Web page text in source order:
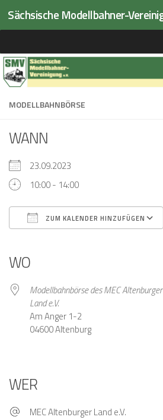
Zum Inhalt springen
MODELLBAHNBÖRSE
WANN
23.09.2023
10:00 - 14:00
ZUM KALENDER HINZUFÜGEN
WO
Modellbahnbörse des MEC Altenburger
Land e.V.
Am Anger 1-2
04600 Altenburg
WER
MEC Altenburger Land e.V.